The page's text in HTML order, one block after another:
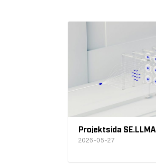
Projektsida SE.LLMA
2026-05-27